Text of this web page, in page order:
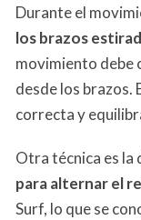
Durante el
los brazos
movimiento debe
desde los brazos.
correcta y
Otra técnica es la
para alternar el
Surf, lo que se